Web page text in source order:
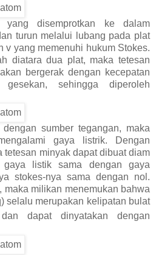
yang disemprotkan ke dalam
turun melalui lubang pada plat
v yang memenuhi hukum Stokes.
diatara dua plat, maka tetesan
bergerak dengan kecepatan
sehingga diperoleh
sumber tegangan, maka
gaya listrik. Dengan
tetesan minyak dapat dibuat diam
listik sama dengan gaya
stokes-nya sama dengan nol.
maka milikan menemukan bahwa
selalu merupakan kelipatan bulat
dapat dinyatakan dengan